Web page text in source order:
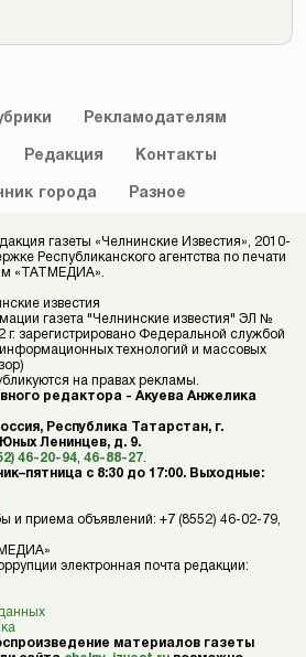
Рекламодателям
Редакция Контакты
города Разное
газеты «Челнинские Известия», 2010-
Республиканского агентства по печати
«ТАТМЕДИА».
известия
газета "Челнинские известия" ЭЛ №
г. зарегистрировано Федеральной службой
технологий и массовых
на правах рекламы.
редактора - Акуева Анжелика
Республика Татарстан, г.
Ленинцев, д. 9.
46-20-94 46-88-27
с 8:30 до 17:00. Выходные:
и приема объявлений: +7 (8552) 46-02-79,
электронная почта редакции:
материалов газеты